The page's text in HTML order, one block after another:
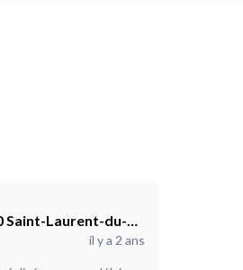
Saint-Laurent-du-
il y a 2 ans